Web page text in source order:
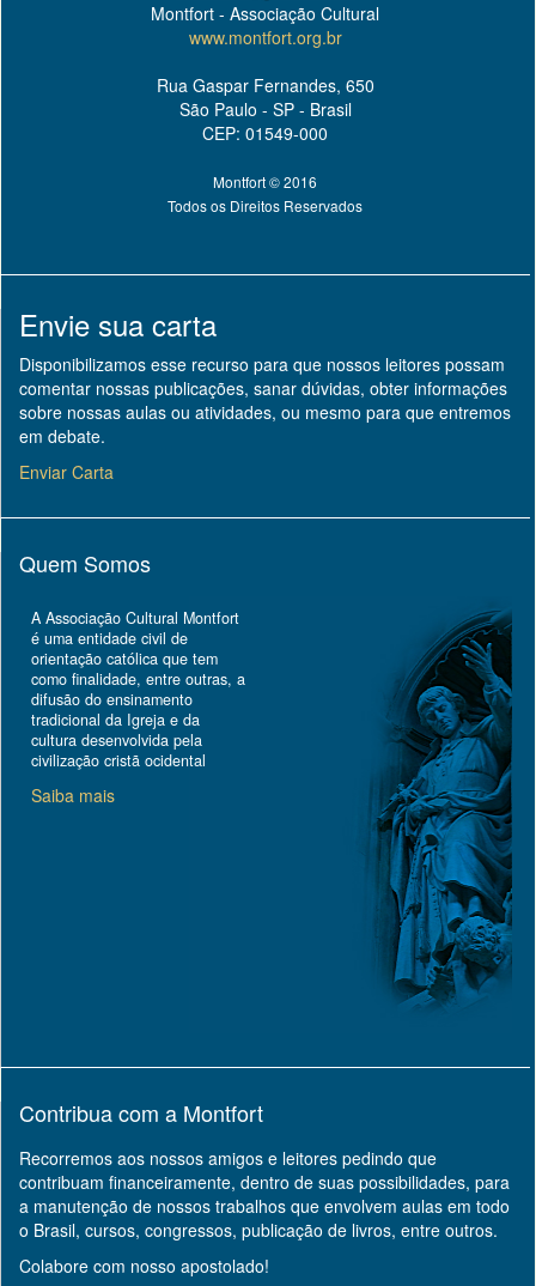
Montfort - Associação Cultural
www.montfort.org.br
Rua Gaspar Fernandes, 650
São Paulo - SP - Brasil
CEP: 01549-000
Montfort © 2016
Todos os Direitos Reservados
Envie sua carta
Disponibilizamos esse recurso para que nossos leitores possam
comentar nossas publicações, sanar dúvidas, obter informações
sobre nossas aulas ou atividades, ou mesmo para que entremos
em debate.
Enviar Carta
Quem Somos
A Associação Cultural Montfort
é uma entidade civil de
orientação católica que tem
como finalidade, entre outras, a
difusão do ensinamento
tradicional da Igreja e da
cultura desenvolvida pela
civilização cristã ocidental
Saiba mais
Contribua com a Montfort
Recorremos aos nossos amigos e leitores pedindo que
contribuam financeiramente, dentro de suas possibilidades, para
a manutenção de nossos trabalhos que envolvem aulas em todo
o Brasil, cursos, congressos, publicação de livros, entre outros.
Colabore com nosso apostolado!